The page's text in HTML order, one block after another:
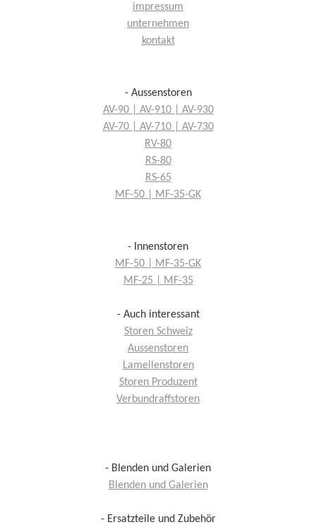
impressum
unternehmen
kontakt
- Aussenstoren
AV-90 | AV-910 | AV-930
AV-70 | AV-710 | AV-730
RV-80
RS-80
RS-65
MF-50 | MF-35-GK
- Innenstoren
MF-50 | MF-35-GK
MF-25 | MF-35
- Auch interessant
Storen Schweiz
Aussenstoren
Lamellenstoren
Storen Produzent
Verbundraffstoren
- Blenden und Galerien
Blenden und Galerien
- Ersatzteile und Zubehör